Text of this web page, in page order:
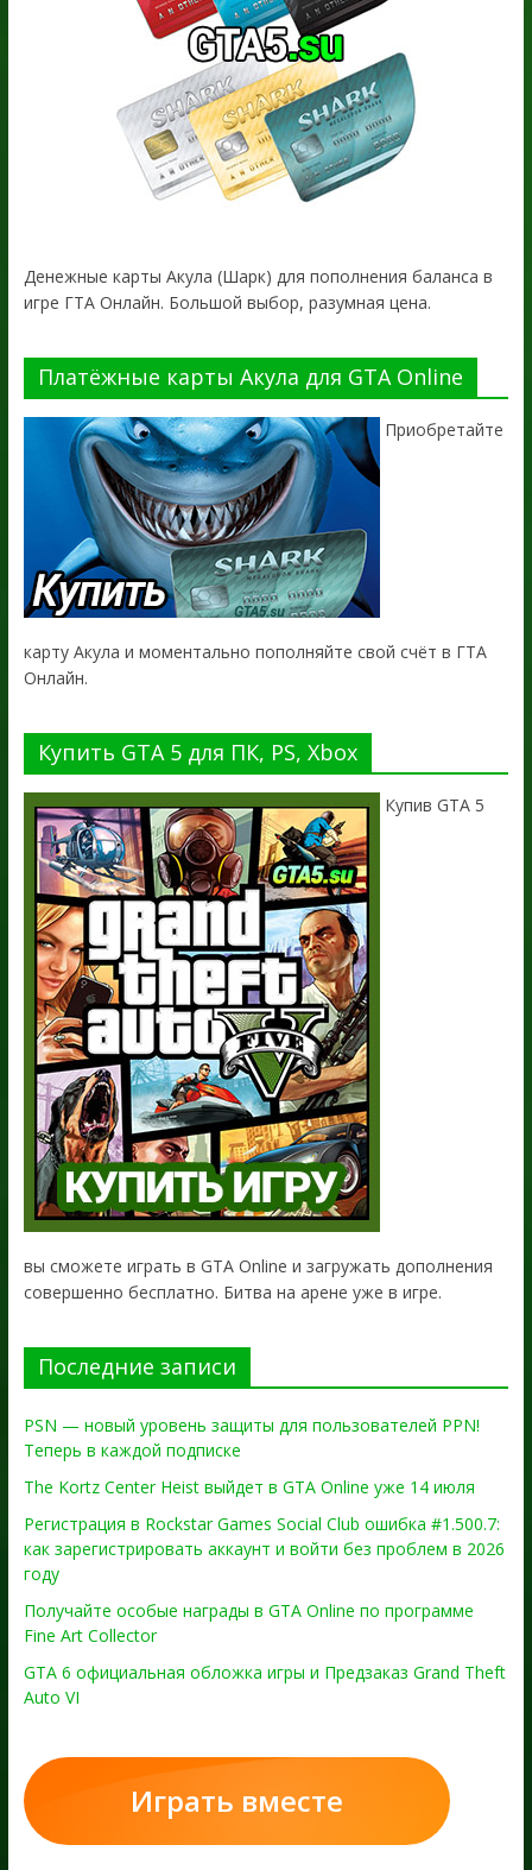
Денежные карты Акула (Шарк) для пополнения баланса в
игре ГТА Онлайн. Большой выбор, разумная цена.
Платёжные карты Акула для GTA Online
Приобретайте
карту Акула и моментально пополняйте свой счёт в ГТА
Онлайн.
Купить GTA 5 для ПК, PS, Xbox
Купив GTA 5
вы сможете играть в GTA Online и загружать дополнения
совершенно бесплатно. Битва на арене уже в игре.
Последние записи
PSN — новый уровень защиты для пользователей PPN!
Теперь в каждой подписке
The Kortz Center Heist выйдет в GTA Online уже 14 июля
Регистрация в Rockstar Games Social Club ошибка #1.500.7:
как зарегистрировать аккаунт и войти без проблем в 2026
году
Получайте особые награды в GTA Online по программе
Fine Art Collector
GTA 6 официальная обложка игры и Предзаказ Grand Theft
Auto VI
Играть вместе